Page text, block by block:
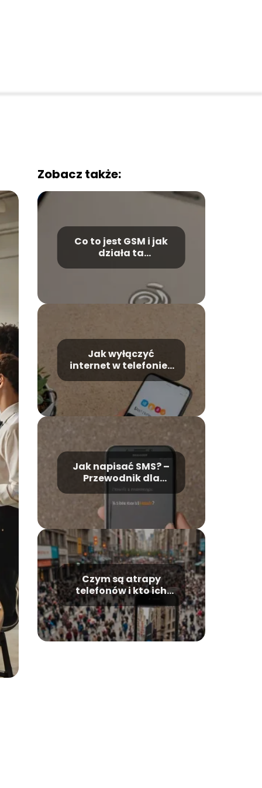
Zobacz także:
Co to jest GSM i jak
działa ta
Jak wyłączyć
internet w telefonie?
– Krok po kroku
Jak napisać SMS? –
Przewodnik dla
początkujących
Czym są atrapy
telefonów i kto ich
używa?